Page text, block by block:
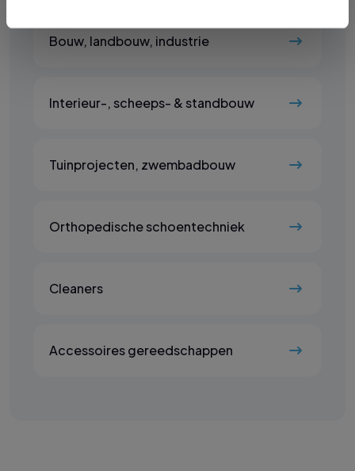
Bouw, landbouw, industrie
Interieur-, scheeps- & standbouw
Tuinprojecten, zwembadbouw
Orthopedische schoentechniek
Cleaners
Accessoires gereedschappen